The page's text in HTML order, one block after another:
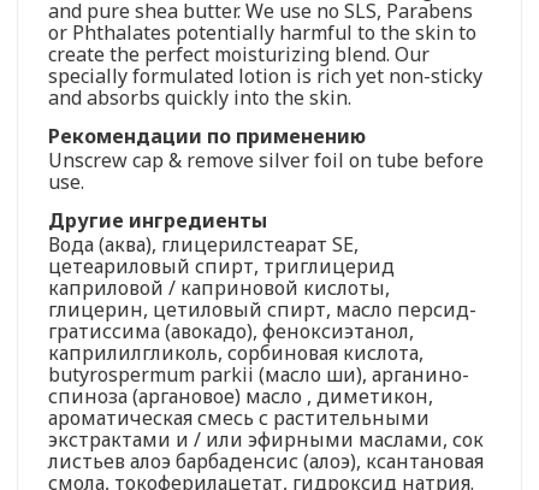
and pure shea butter. We use no SLS, Parabens
or Phthalates potentially harmful to the skin to
create the perfect moisturizing blend. Our
specially formulated lotion is rich yet non-sticky
and absorbs quickly into the skin.
Рекомендации по применению
Unscrew cap & remove silver foil on tube before
use.
Другие ингредиенты
Вода (аква), глицерилстеарат SE,
цетеариловый спирт, триглицерид
каприловой / каприновой кислоты,
глицерин, цетиловый спирт, масло персид-
гратиссима (авокадо), феноксиэтанол,
каприлилгликоль, сорбиновая кислота,
butyrospermum parkii (масло ши), арганино-
спиноза (аргановое) масло , диметикон,
ароматическая смесь с растительными
экстрактами и / или эфирными маслами, сок
листьев алоэ барбаденсис (алоэ), ксантановая
смола, токоферилацетат, гидроксид натрия.